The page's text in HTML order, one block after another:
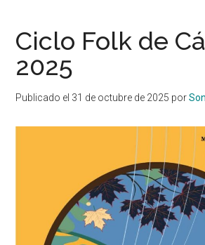
Ciclo Folk de
2025
Publicado el 31 de octubre de 2025 por